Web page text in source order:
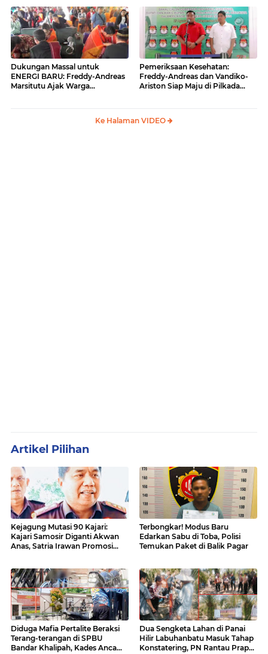
Dukungan Massal untuk
ENERGI BARU: Freddy-Andreas
Marsitutu Ajak Warga
Pemeriksaan Kesehatan:
Freddy-Andreas dan Vandiko-
Ariston Siap Maju di Pilkada
Ke Halaman VIDEO
Artikel Pilihan
Kejagung Mutasi 90 Kajari:
Kajari Samosir Diganti Akwan
Anas, Satria Irawan Promosi
Terbongkar! Modus Baru
Edarkan Sabu di Toba, Polisi
Temukan Paket di Balik Pagar
Diduga Mafia Pertalite Beraksi
Terang-terangan di SPBU
Bandar Khalipah, Kades Ancam
Dua Sengketa Lahan di Panai
Hilir Labuhanbatu Masuk Tahap
Konstatering, PN Rantau Prapat